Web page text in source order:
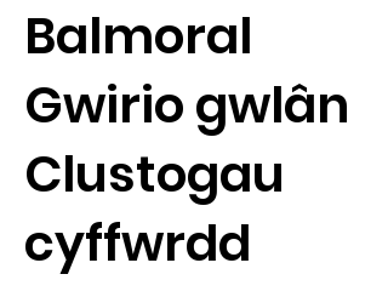
Balmoral
Gwirio gwlân
Clustogau
cyffwrdd